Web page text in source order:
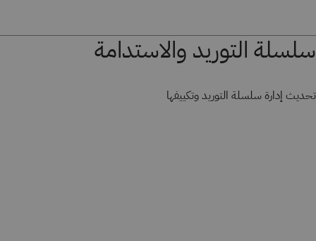
سلسلة التوريد والاستدامة
تحديث إدارة سلسلة التوريد وتكييفها